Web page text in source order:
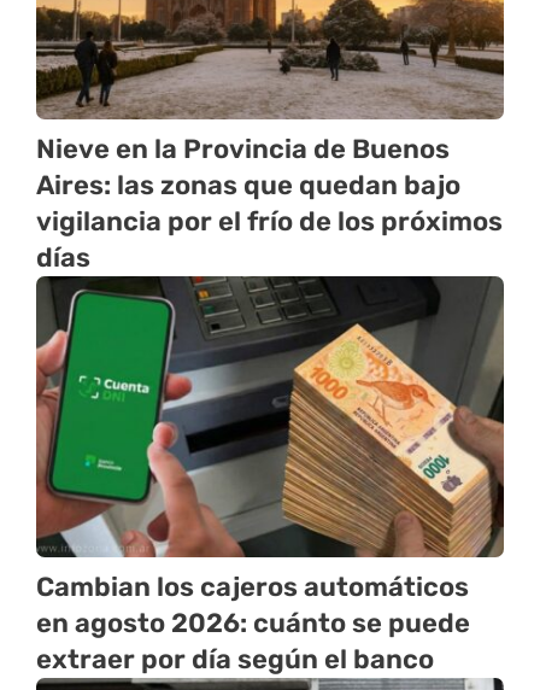
Nieve en la Provincia de Buenos
Aires: las zonas que quedan bajo
vigilancia por el frío de los próximos
días
Cambian los cajeros automáticos
en agosto 2026: cuánto se puede
extraer por día según el banco